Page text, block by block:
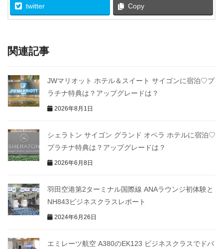
twitter Copy
関連記事
JWマリオット ホテル＆スイート サイゴンに宿泊♡プ
ラチナ特典は？アップグレードは？
2026年8月1日
シェラトン サイゴン グランド オペラ ホテルに宿泊♡
プラチナ特典は？アップグレードは？
2026年6月8日
羽田空港第2ターミナル国際線 ANAラウンジ初体験と
NH843ビジネスクラスレポート
2024年6月26日
エミレーツ航空 A380のEK123 ビジネスクラスでドバ